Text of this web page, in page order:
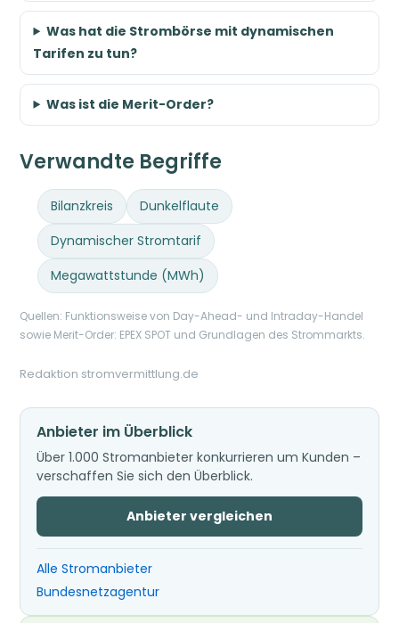
Was hat die Strombörse mit dynamischen
Tarifen zu tun?
Was ist die Merit-Order?
Verwandte Begriffe
Bilanzkreis
Dunkelflaute
Dynamischer Stromtarif
Megawattstunde (MWh)
Quellen: Funktionsweise von Day-Ahead- und Intraday-Handel
sowie Merit-Order: EPEX SPOT und Grundlagen des Strommarkts.
Redaktion stromvermittlung.de
Anbieter im Überblick
Über 1.000 Stromanbieter konkurrieren um Kunden –
verschaffen Sie sich den Überblick.
Anbieter vergleichen
Alle Stromanbieter
Bundesnetzagentur